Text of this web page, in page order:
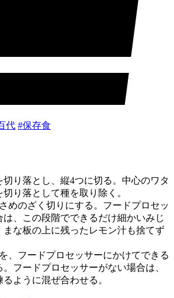
代 #保存食
切り落とし、縦4つに切る。中心のワタ
切り落として種を取り除く。
めのざく切りにする。フードプロセッ
は、この段階でできるだけ細かいみじ
まな板の上に残ったレモン汁も捨てず
、フードプロセッサーにかけてできる
フードプロセッサーがない場合は、
ように混ぜ合わせる。